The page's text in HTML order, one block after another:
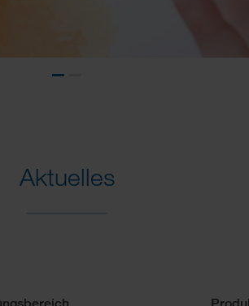
Aktuelles